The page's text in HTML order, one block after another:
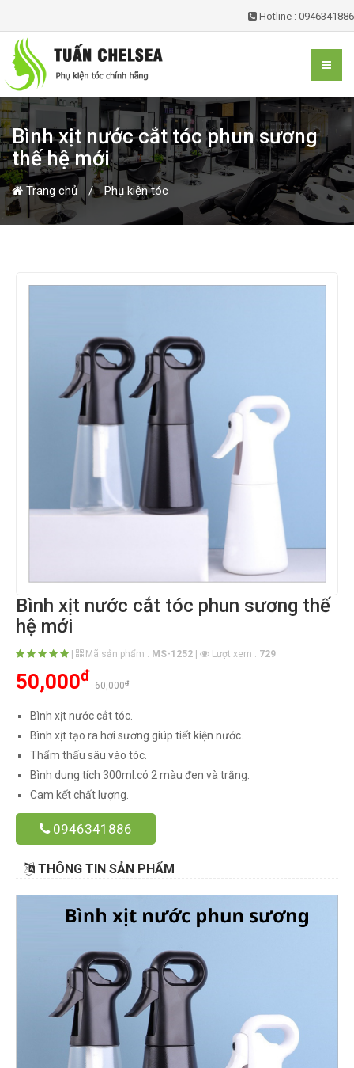
Hotline : 0946341886
Bình xịt nước cắt tóc phun sương
thế hệ mới
Trang chủ Phụ kiện tóc
Bình xịt nước cắt tóc phun sương thế
hệ mới
Mã sản phẩm : MS-1252 Lượt xem : 729
50,000đ
60,000đ
Bình xịt nước cắt tóc.
Bình xịt tạo ra hơi sương giúp tiết kiện nước.
Thẩm thấu sâu vào tóc.
Bình dung tích 300ml.có 2 màu đen và trắng.
Cam kết chất lượng.
0946341886
THÔNG TIN SẢN PHẨM